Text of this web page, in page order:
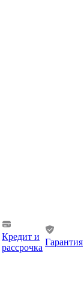
Кредит и
рассрочка
Гарантия